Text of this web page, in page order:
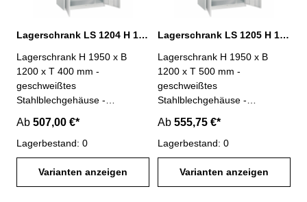
Lagerschrank LS 1204 H 1950 x B 1200 x T 400 mm
Lagerschrank H 1950 x B
1200 x T 400 mm -
geschweißtes
Stahlblechgehäuse -
Türverstärkung-
Schließsystem mit 2-Punkt-
Verriegelung- 4 verzinkte
Fachböden im Raster von 25
mm verstellbar-
Ab 507,00 €*
Lagerbestand: 0
Varianten anzeigen
Lagerschrank LS 1205 H 1950 x B 1200 x T 500 mm
Lagerschrank H 1950 x B
1200 x T 500 mm -
geschweißtes
Stahlblechgehäuse -
Türverstärkung-
Schließsystem mit 2-Punkt-
Verriegelung- 4 verzinkte
Fachböden im Raster von 25
mm verstellbar-
Ab 555,75 €*
Lagerbestand: 0
Varianten anzeigen